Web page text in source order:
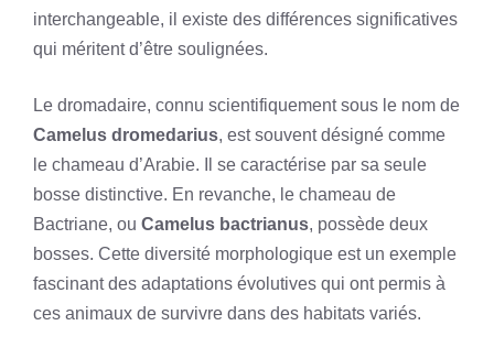
interchangeable, il existe des différences significatives
qui méritent d’être soulignées.
Le dromadaire, connu scientifiquement sous le nom de
Camelus dromedarius, est souvent désigné comme
le chameau d’Arabie. Il se caractérise par sa seule
bosse distinctive. En revanche, le chameau de
Bactriane, ou Camelus bactrianus, possède deux
bosses. Cette diversité morphologique est un exemple
fascinant des adaptations évolutives qui ont permis à
ces animaux de survivre dans des habitats variés.